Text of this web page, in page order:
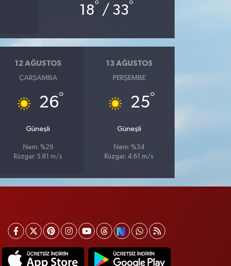
18° / 33°
12 AĞUSTOS
ÇARŞAMBA
26°
Güneşli
Nem: %29
Rüzgar: 5.81 m/s
13 AĞUSTOS
PERŞEMBE
25°
Güneşli
Nem: %34
Rüzgar: 4.61 m/s